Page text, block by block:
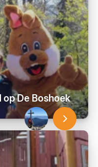
op De Boshoek